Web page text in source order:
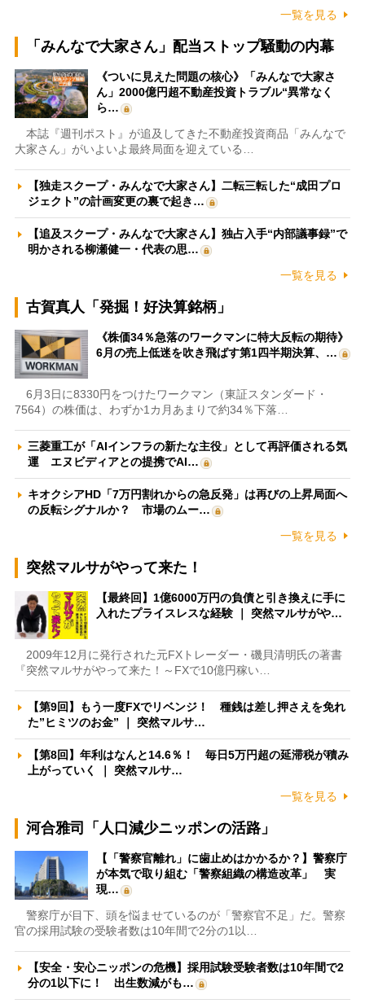
一覧を見る
「みんなで大家さん」配当ストップ騒動の内幕
《ついに見えた問題の核心》「みんなで大家さ
ん」2000億円超不動産投資トラブル“異常なく
ら…
本誌『週刊ポスト』が追及してきた不動産投資商品「みんなで
大家さん」がいよいよ最終局面を迎えている…
【独走スクープ・みんなで大家さん】二転三転した“成田プロ
ジェクト”の計画変更の裏で起き…
【追及スクープ・みんなで大家さん】独占入手“内部議事録”で
明かされる柳瀬健一・代表の思…
一覧を見る
古賀真人「発掘！好決算銘柄」
《株価34％急落のワークマンに特大反転の期待》
6月の売上低迷を吹き飛ばす第1四半期決算、…
6月3日に8330円をつけたワークマン（東証スタンダード・
7564）の株価は、わずか1カ月あまりで約34％下落…
三菱重工が「AIインフラの新たな主役」として再評価される気
運 エヌビディアとの提携でAI…
キオクシアHD「7万円割れからの急反発」は再びの上昇局面へ
の反転シグナルか？ 市場のムー…
一覧を見る
突然マルサがやって来た！
【最終回】1億6000万円の負債と引き換えに手に
入れたプライスレスな経験 ｜ 突然マルサがや…
2009年12月に発行された元FXトレーダー・磯貝清明氏の著書
『突然マルサがやって来た！～FXで10億円稼い…
【第9回】もう一度FXでリベンジ！ 種銭は差し押さえを免れ
た”ヒミツのお金” ｜ 突然マルサ…
【第8回】年利はなんと14.6％！ 毎日5万円超の延滞税が積み
上がっていく ｜ 突然マルサ…
一覧を見る
河合雅司「人口減少ニッポンの活路」
【「警察官離れ」に歯止めはかかるか？】警察庁
が本気で取り組む「警察組織の構造改革」 実
現…
警察庁が目下、頭を悩ませているのが「警察官不足」だ。警察
官の採用試験の受験者数は10年間で2分の1以…
【安全・安心ニッポンの危機】採用試験受験者数は10年間で2
分の1以下に！ 出生数減がも…